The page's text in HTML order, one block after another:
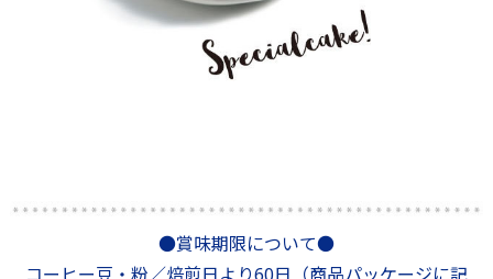
●賞味期限について●
コーヒー豆・粉／焙煎日より60日（商品パッケージに記